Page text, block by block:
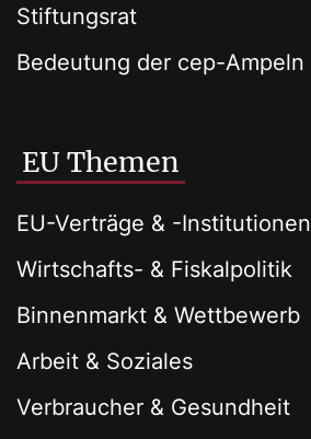
Stiftungsrat
Bedeutung der cep-Ampeln
EU Themen
EU-Verträge & -Institutionen
Wirtschafts- & Fiskalpolitik
Binnenmarkt & Wettbewerb
Arbeit & Soziales
Verbraucher & Gesundheit